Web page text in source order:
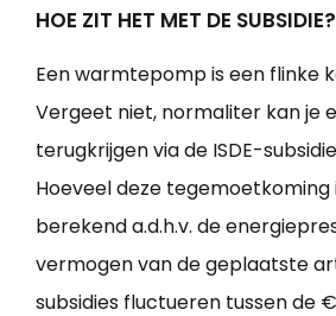
HOE ZIT HET MET DE SUBSIDIE?
Een warmtepomp is een flinke
Vergeet niet, normaliter kan je
terugkrijgen via de ISDE-
Hoeveel deze tegemoetkoming
berekend a.d.h.v. de
vermogen van de geplaatste
subsidies fluctueren tussen de